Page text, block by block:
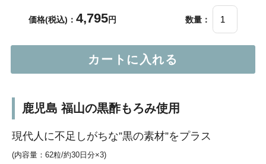
価格(税込)： 4,795円 数量：
鹿児島 福山の黒酢もろみ使用
現代人に不足しがちな”黒の素材”をプラス
(内容量：62粒/約30日分×3)